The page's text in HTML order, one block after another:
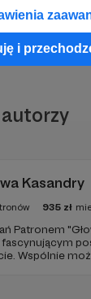
i
Kasandry
935 zł
Patronem
fascynującym
Wspólnie